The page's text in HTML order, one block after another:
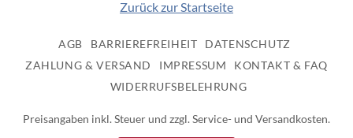
Zurück zur Startseite
AGB BARRIEREFREIHEIT
DATENSCHUTZ
ZAHLUNG & VERSAND
IMPRESSUM
KONTAKT & FAQ
WIDERRUFSBELEHRUNG
Preisangaben inkl. Steuer und zzgl. Service- und Versandkosten.